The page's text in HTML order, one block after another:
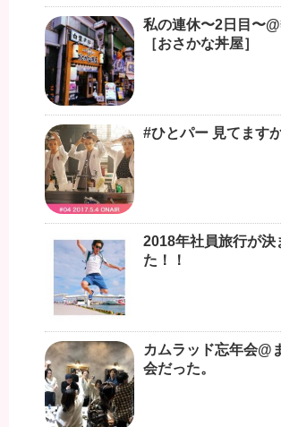
私の連休〜2日目〜
［おさかな丼屋］
#ひとパー 見てます
2018年社員旅行が決
た！！
カムラッド忘年会@
会だった。